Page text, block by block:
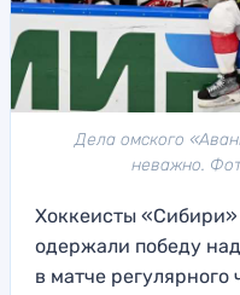
Дела омского
неважно.
Хоккеисты
одержали победу
в матче